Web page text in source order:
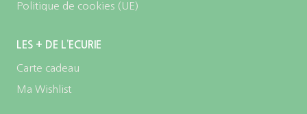
Politique de cookies (UE)
LES + DE L’ECURIE
Carte cadeau
Ma Wishlist